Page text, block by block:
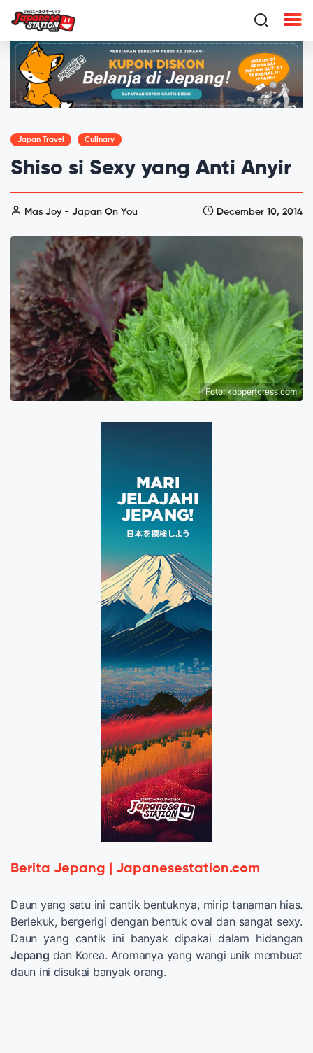
Japan Travel Culinary
Shiso si Sexy yang Anti Anyir
Mas Joy - Japan On You December 10, 2014
Foto: koppertcress.com
Berita Jepang | Japanesestation.com
Daun yang satu ini cantik bentuknya, mirip tanaman hias.
Berlekuk, bergerigi dengan bentuk oval dan sangat sexy.
Daun yang cantik ini banyak dipakai dalam hidangan
Jepang dan Korea. Aromanya yang wangi unik membuat
daun ini disukai banyak orang.